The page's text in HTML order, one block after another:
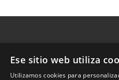
Nosotros
Ese sitio web utiliza
Utilizamos cookies para